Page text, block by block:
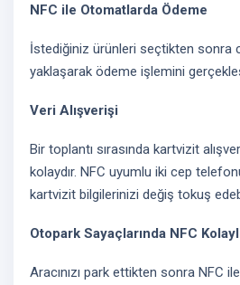
NFC ile Otomatlarda Ödeme
İstediğiniz ürünleri seçtikten sonra
yaklaşarak ödeme işlemini
Veri Alışverişi
Bir toplantı sırasında kartvizit
kolaydır. NFC uyumlu iki cep
kartvizit bilgilerinizi değiş tokuş
Otopark Sayaçlarında NFC
Aracınızı park ettikten sonra NFC